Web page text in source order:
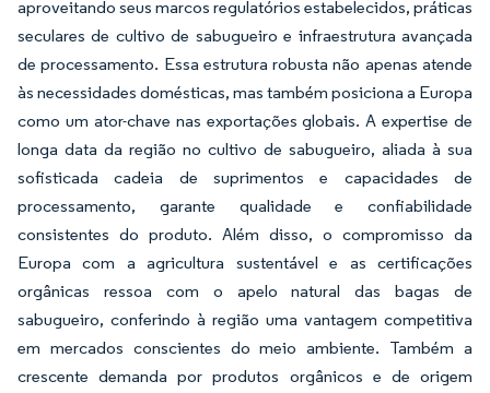
aproveitando seus marcos regulatórios estabelecidos, práticas
seculares de cultivo de sabugueiro e infraestrutura avançada
de processamento. Essa estrutura robusta não apenas atende
às necessidades domésticas, mas também posiciona a Europa
como um ator-chave nas exportações globais. A expertise de
longa data da região no cultivo de sabugueiro, aliada à sua
sofisticada cadeia de suprimentos e capacidades de
processamento, garante qualidade e confiabilidade
consistentes do produto. Além disso, o compromisso da
Europa com a agricultura sustentável e as certificações
orgânicas ressoa com o apelo natural das bagas de
sabugueiro, conferindo à região uma vantagem competitiva
em mercados conscientes do meio ambiente. Também a
crescente demanda por produtos orgânicos e de origem